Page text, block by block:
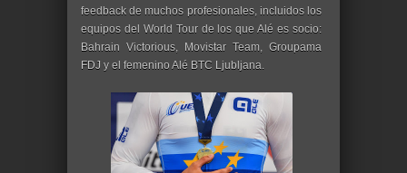
feedback de muchos profesionales, incluidos los
equipos del World Tour de los que Alé es socio:
Bahrain Victorious, Movistar Team, Groupama
FDJ y el femenino Alé BTC Ljubljana.